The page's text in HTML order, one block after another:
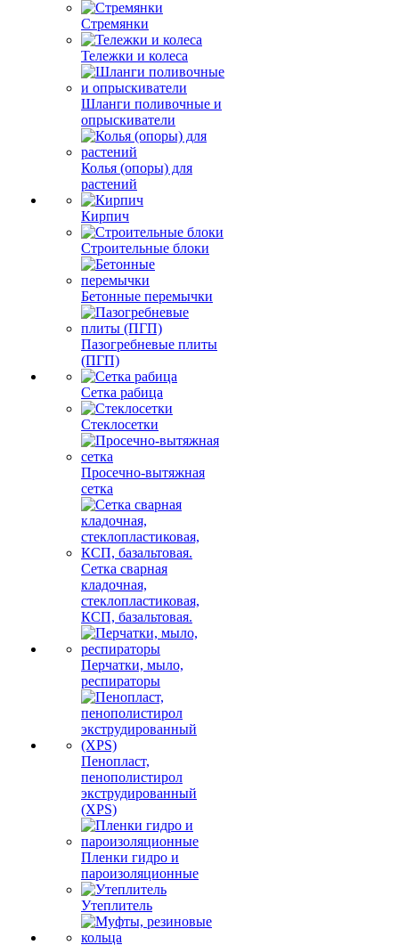
Стремянки
Тележки и колеса
Шланги поливочные и
опрыскиватели
Колья (опоры) для
растений
Кирпич
Строительные блоки
Бетонные перемычки
Пазогребневые плиты
(ПГП)
Сетка рабица
Стеклосетки
Просечно-вытяжная
сетка
Сетка сварная
кладочная,
стеклопластиковая,
КСП, базальтовая.
Перчатки, мыло,
респираторы
Пенопласт,
пенополистирол
экструдированный
(XPS)
Пленки гидро и
пароизоляционные
Утеплитель